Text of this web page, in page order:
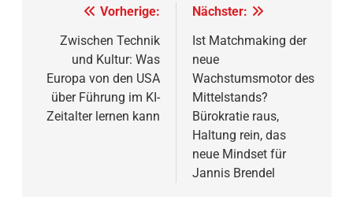
Beitragsnavigation
Vorherige:
Zwischen Technik
und Kultur: Was
Europa von den USA
über Führung im KI-
Zeitalter lernen kann
Nächster:
Ist Matchmaking der
neue
Wachstumsmotor des
Mittelstands?
Bürokratie raus,
Haltung rein, das
neue Mindset für
Jannis Brendel